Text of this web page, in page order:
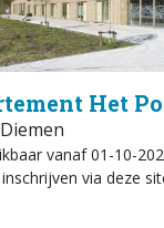
Het
vanaf 01-10-
via deze